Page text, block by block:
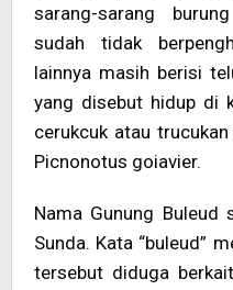
sarang-sarang
sudah tidak
lainnya masih berisi
yang disebut hidup di
cerukcuk atau
Picnonotus goiavier.
Nama Gunung Buleud
Sunda. Kata “buleud”
tersebut diduga